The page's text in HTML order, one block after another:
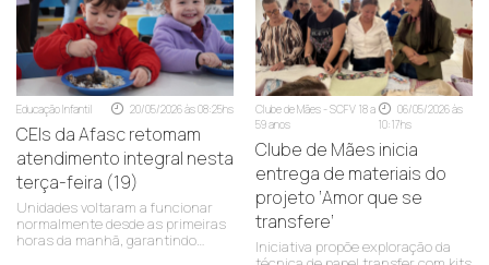
Educação Infantil 20/05/2026 às 08:25hs
CEIs da Afasc retomam
atendimento integral nesta
terça-feira (19)
Unidades voltaram a funcionar
normalmente desde as primeiras
horas da manhã, garantindo
Clube de Mães - SCFV 18 a
59 anos
06/05/2026 às
10:17hs
Clube de Mães inicia
entrega de materiais do
projeto ‘Amor que se
transfere’
Iniciativa propõe exploração da